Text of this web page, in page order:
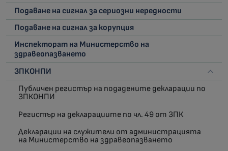
Подаване на сигнал за сериозни нередности
Подаване на сигнал за корупция
Инспекторат на Министерство на
здравеопазването
ЗПКОНПИ
Публичен регистър на подадените декларации по
ЗПКОНПИ
Регистър на декларациите по чл. 49 от ЗПК
Декларации на служители от администрацията
на Министерство на здравеопазването